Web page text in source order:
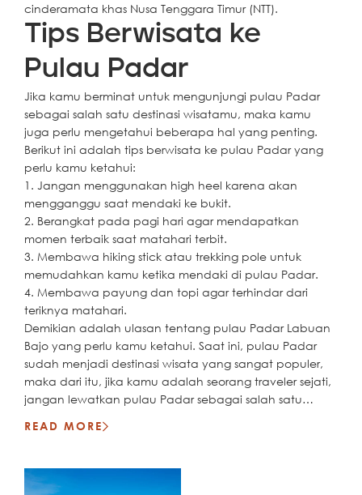
cinderamata khas Nusa Tenggara Timur (NTT).
Tips Berwisata ke
Pulau Padar
Jika kamu berminat untuk mengunjungi pulau Padar
sebagai salah satu destinasi wisatamu, maka kamu
juga perlu mengetahui beberapa hal yang penting.
Berikut ini adalah tips berwisata ke pulau Padar yang
perlu kamu ketahui:
1. Jangan menggunakan high heel karena akan
mengganggu saat mendaki ke bukit.
2. Berangkat pada pagi hari agar mendapatkan
momen terbaik saat matahari terbit.
3. Membawa hiking stick atau trekking pole untuk
memudahkan kamu ketika mendaki di pulau Padar.
4. Membawa payung dan topi agar terhindar dari
teriknya matahari.
Demikian adalah ulasan tentang pulau Padar Labuan
Bajo yang perlu kamu ketahui. Saat ini, pulau Padar
sudah menjadi destinasi wisata yang sangat populer,
maka dari itu, jika kamu adalah seorang traveler sejati,
jangan lewatkan pulau Padar sebagai salah satu
READ MORE